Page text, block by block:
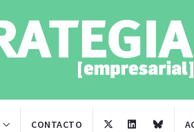
CONTACTO